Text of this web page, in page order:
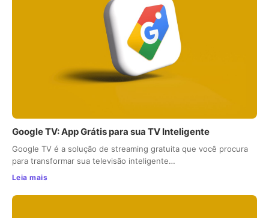
Google TV: App Grátis para sua TV Inteligente
Google TV é a solução de streaming gratuita que você procura
para transformar sua televisão inteligente…
Leia mais